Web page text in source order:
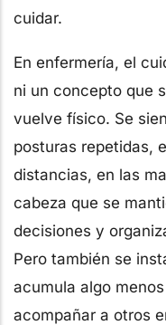
cuidar.
En enfermería, el
ni un concepto que
vuelve físico. Se
posturas repetidas,
distancias, en las
cabeza que se
decisiones y
Pero también se
acumula algo
acompañar a otros